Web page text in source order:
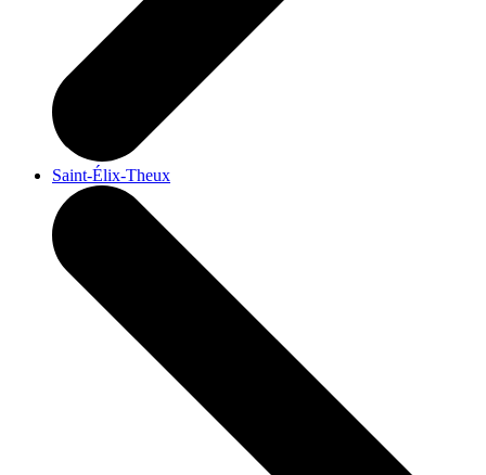
Saint-Élix-Theux